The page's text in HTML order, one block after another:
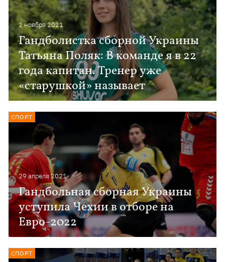
2 ноября 2021
Гандболистка сборной Украины
Татьяна Поляк: В команде я в 22
года капитан. Тренер уже
«старушкой» называет
29 апреля 2021
Гандбольная сборная Украины
уступила Чехии в отборе на
Евро-2022
СПОРТ
СПОРТ